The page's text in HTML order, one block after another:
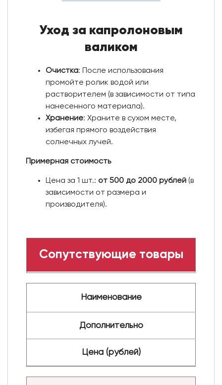
Уход за капролоновым
валиком
Очистка: После использования
промойте ролик водой или
растворителем (в зависимости от типа
нанесенного материала).
Хранение: Храните в сухом месте,
избегая прямого воздействия
солнечных лучей.
Примерная стоимость
Цена за 1 шт.: от 500 до 2000 рублей(в
зависимости от размера и
производителя).
Сопутствующие товары
Наименование
Дополнительно
Цена (рублей)